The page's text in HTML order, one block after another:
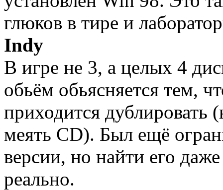
глюков в тире и
Indy
В игре не 3, а целых 4
обьём обьясняется тем,
приходится дублировать
меять CD). Был ещё
версии, но найти его
реально.